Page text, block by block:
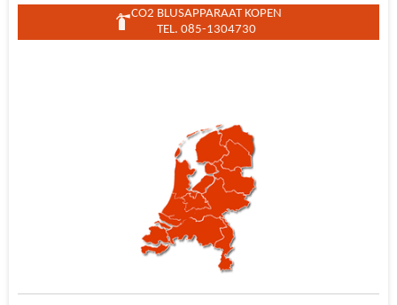
CO2 BLUSAPPARAAT KOPEN
TEL. 085-1304730